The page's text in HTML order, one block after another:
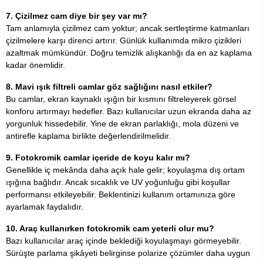
7. Çizilmez cam diye bir şey var mı?
Tam anlamıyla çizilmez cam yoktur; ancak sertleştirme katmanları
çizilmelere karşı direnci artırır. Günlük kullanımda mikro çizikleri
azaltmak mümkündür. Doğru temizlik alışkanlığı da en az kaplama
kadar önemlidir.
8. Mavi ışık filtreli camlar göz sağlığını nasıl etkiler?
Bu camlar, ekran kaynaklı ışığın bir kısmını filtreleyerek görsel
konforu artırmayı hedefler. Bazı kullanıcılar uzun ekranda daha az
yorgunluk hissedebilir. Yine de ekran parlaklığı, mola düzeni ve
antirefle kaplama birlikte değerlendirilmelidir.
9. Fotokromik camlar içeride de koyu kalır mı?
Genellikle iç mekânda daha açık hale gelir; koyulaşma dış ortam
ışığına bağlıdır. Ancak sıcaklık ve UV yoğunluğu gibi koşullar
performansı etkileyebilir. Beklentinizi kullanım ortamınıza göre
ayarlamak faydalıdır.
10. Araç kullanırken fotokromik cam yeterli olur mu?
Bazı kullanıcılar araç içinde beklediği koyulaşmayı görmeyebilir.
Sürüşte parlama şikâyeti belirginse polarize çözümler daha uygun